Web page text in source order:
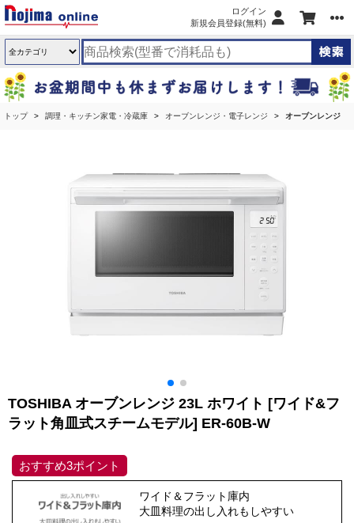
ログイン
新規会員登録(無料)
トップ 調理・キッチン家電・冷蔵庫 オーブンレンジ・電子レンジ オーブンレンジ
TOSHIBA オーブンレンジ 23L ホワイト [ワイド&フ
ラット角皿式スチームモデル] ER-60B-W
おすすめ3ポイント
ワイド＆フラット庫内
大皿料理の出し入れもしやすい